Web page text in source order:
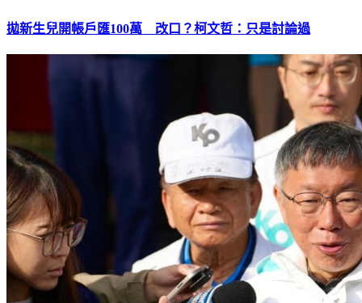
拋新生兒開帳戶匯100萬 改口？柯文哲：只是討論過